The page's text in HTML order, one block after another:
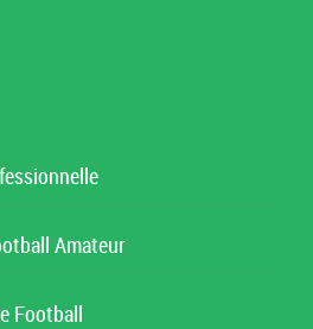
Amateur
Football